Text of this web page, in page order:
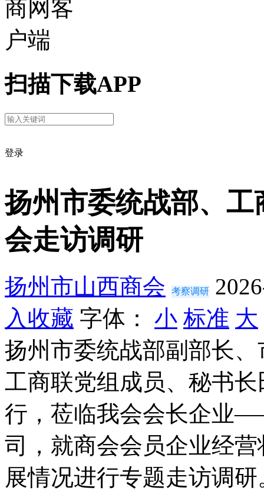
扫描下载APP
登录
扬州市委统战部、
会走访调研
扬州市山西商会 考察调研
入收藏 字体： 小 标准 大
扬州市委统战部副部长
工商联党组成员、秘书
行，莅临我会会长企业
司，就商会会员企业经
展情况进行专题走访调研